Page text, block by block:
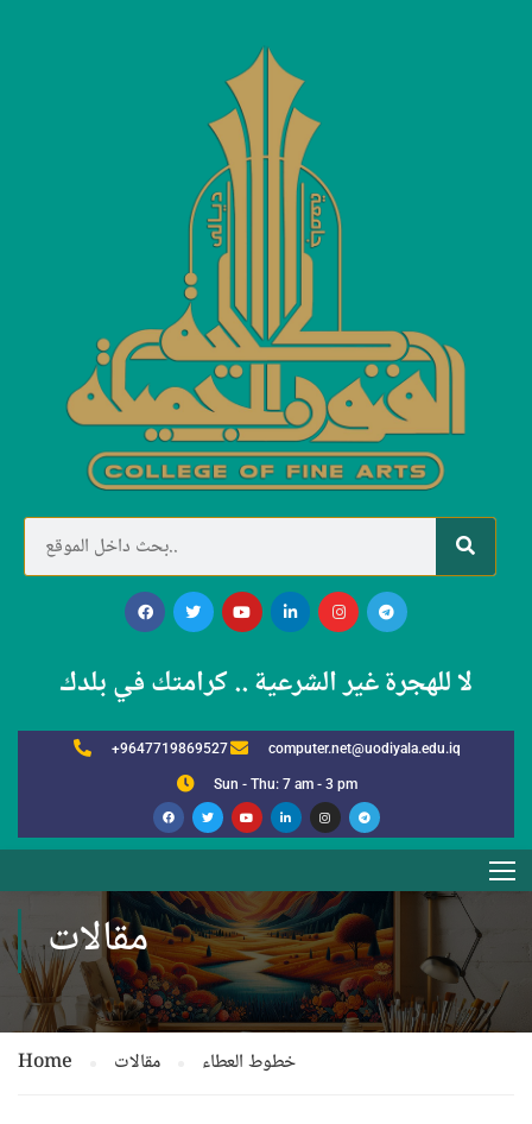
لا للهجرة غير الشرعية .. كرامتك في بلدك
+9647719869527 computer.net@uodiyala.edu.iq
Sun - Thu: 7 am - 3 pm
مقالات
Home مقالات خطوط العطاء